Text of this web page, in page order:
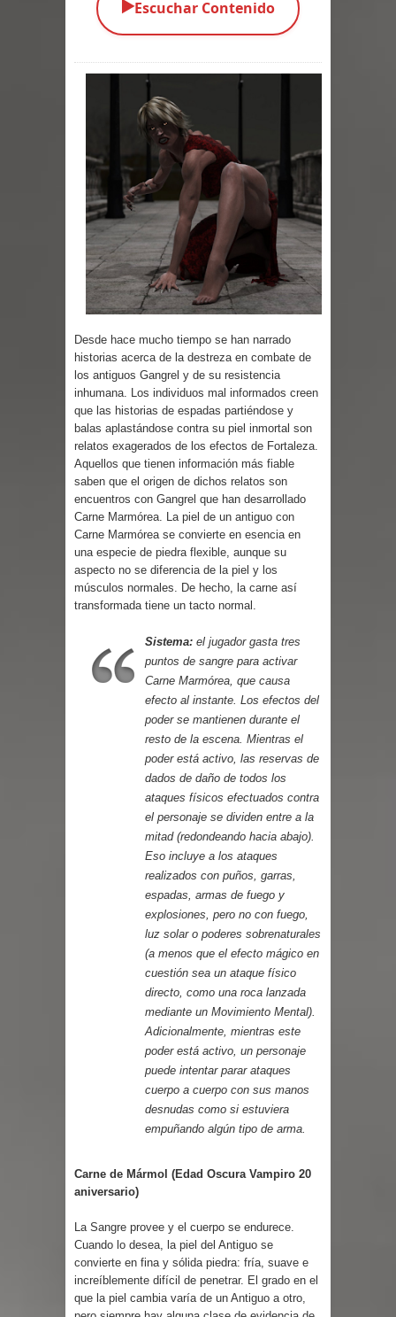
Parte 02: El Enemigo de mi Enemigo
Parte 05: Los Horrores del Infierno
Parte 04: Oídos Sordos
Parte 03: La Traición
Parte 02: Vuelve el Hijo Prodigo
Parte 03: Reflexiones
Parte 02: Un Bicho Raro
Parte 10: El Secreto
▶️Escuchar Contenido
Desde hace mucho tiempo se han narrado
historias acerca de la destreza en combate de
los antiguos Gangrel y de su resistencia
inhumana. Los individuos mal informados creen
que las historias de espadas partiéndose y
balas aplastándose contra su piel inmortal son
relatos exagerados de los efectos de Fortaleza.
Aquellos que tienen información más fiable
saben que el origen de dichos relatos son
encuentros con Gangrel que han desarrollado
Carne Marmórea. La piel de un antiguo con
Carne Marmórea se convierte en esencia en
una especie de piedra flexible, aunque su
aspecto no se diferencia de la piel y los
músculos normales. De hecho, la carne así
transformada tiene un tacto normal.
Sistema: el jugador gasta tres
puntos de sangre para activar
Carne Marmórea, que causa
efecto al instante. Los efectos del
poder se mantienen durante el
resto de la escena. Mientras el
poder está activo, las reservas de
dados de daño de todos los
ataques físicos efectuados contra
el personaje se dividen entre a la
mitad (redondeando hacia abajo).
Eso incluye a los ataques
realizados con puños, garras,
espadas, armas de fuego y
explosiones, pero no con fuego,
luz solar o poderes sobrenaturales
(a menos que el efecto mágico en
cuestión sea un ataque físico
directo, como una roca lanzada
mediante un Movimiento Mental).
Adicionalmente, mientras este
poder está activo, un personaje
puede intentar parar ataques
cuerpo a cuerpo con sus manos
desnudas como si estuviera
empuñando algún tipo de arma.
Carne de Mármol (Edad Oscura Vampiro 20
aniversario)
La Sangre provee y el cuerpo se endurece.
Cuando lo desea, la piel del Antiguo se
convierte en fina y sólida piedra: fría, suave e
increíblemente difícil de penetrar. El grado en el
que la piel cambia varía de un Antiguo a otro,